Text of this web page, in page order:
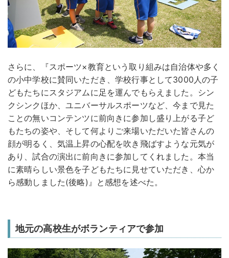
さらに、『スポーツ×教育という取り組みは自治体や多く
の小中学校に賛同いただき、学校行事として3000人の子
どもたちにスタジアムに足を運んでもらえました。シン
クシンクほか、ユニバーサルスポーツなど、今まで見た
ことの無いコンテンツに前向きに参加し盛り上がる子ど
もたちの姿や、そして何よりご来場いただいた皆さんの
顔が明るく、気温上昇の心配を吹き飛ばすような元気が
あり、試合の演出に前向きに参加してくれました。本当
に素晴らしい景色を子どもたちに見せていただき、心か
ら感動しました(後略)』と感想を述べた。
地元の高校生がボランティアで参加